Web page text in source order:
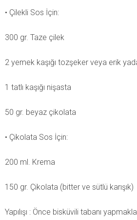
• Çilekli Sos İçin:
300 gr. Taze çilek
2 yemek kaşığı tozşeker veya erik
1 tatlı kaşığı nişasta
50 gr. beyaz çikolata
• Çikolata Sos İçin:
200 ml. Krema
150 gr. Çikolata (bitter ve sütlü karışık)
Yapılışı : Önce bisküvili tabanı